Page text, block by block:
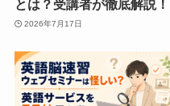
とは？受講者が徹底解説！
2026年7月17日